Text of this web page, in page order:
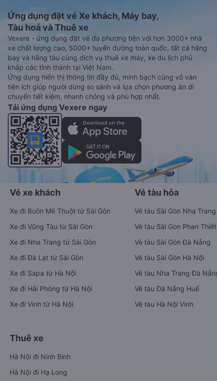
Ứng dụng đặt vé Xe khách, Máy bay,
Tàu hoả và Thuê xe
Vexere - ứng dụng đặt vé đa phương tiện với hơn 3000+ nhà
xe chất lượng cao, 5000+ tuyến đường toàn quốc, tất cả hãng
bay và hãng tàu cùng dịch vụ thuê xe máy, xe du lịch phủ
khắp các tỉnh thành tại Việt Nam.
Ứng dụng hiển thị thông tin đầy đủ, minh bạch cùng vô vàn
tiện ích giúp người dùng so sánh và lựa chọn phương án di
chuyển tiết kiệm, nhanh chóng và phù hợp nhất.
Tải ứng dụng Vexere ngay
Vé xe khách
Xe đi Buôn Mê Thuột từ Sài Gòn
Xe đi Vũng Tàu từ Sài Gòn
Xe đi Nha Trang từ Sài Gòn
Xe đi Đà Lạt từ Sài Gòn
Xe đi Sapa từ Hà Nội
Xe đi Hải Phòng từ Hà Nội
Xe đi Vinh từ Hà Nội
Vé tàu hỏa
Vé tàu Sài Gòn Nha Trang
Vé tàu Sài Gòn Phan Thiết
Vé tàu Sài Gòn Đà Nẵng
Vé tàu Sài Gòn Hà Nội
Vé tàu Nha Trang Đà
Vé tàu Đà Nẵng Huế
Vé tàu Hà Nội Vinh
Thuê xe
Hà Nội đi Ninh Bình
Hà Nội đi Hạ Long